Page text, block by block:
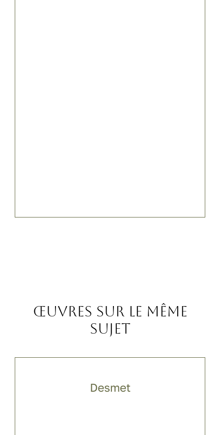
Œuvres sur le même
sujet
Desmet